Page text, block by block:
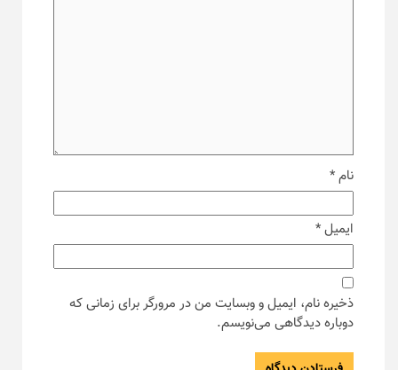
نام*
ایمیل*
ذخیره نام، ایمیل و وبسایت من در مرورگر برای زمانی که
دوباره دیدگاهی می‌نویسم.